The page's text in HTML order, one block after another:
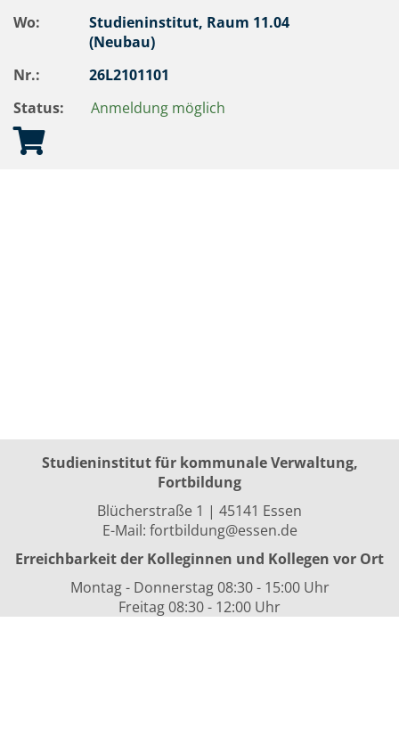
Wo:
Studieninstitut, Raum 11.04
(Neubau)
Nr.:
26L2101101
Status:
Anmeldung möglich
Studieninstitut für kommunale Verwaltung,
Fortbildung
Blücherstraße 1 | 45141 Essen
E-Mail: fortbildung@essen.de
Erreichbarkeit der Kolleginnen und Kollegen vor Ort
Montag - Donnerstag 08:30 - 15:00 Uhr
Freitag 08:30 - 12:00 Uhr